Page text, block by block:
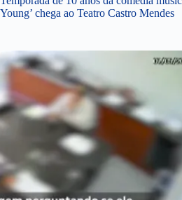
Young’ chega ao Teatro Castro Mendes